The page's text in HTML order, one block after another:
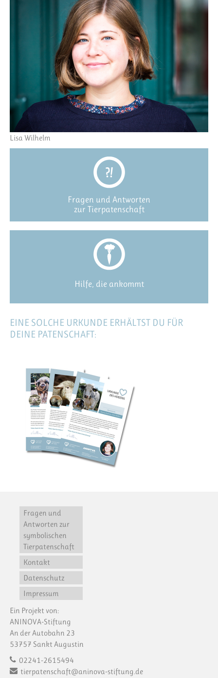
Lisa Wilhelm
Fragen und Antworten
zur Tierpatenschaft
Hilfe, die ankommt
EINE SOLCHE URKUNDE ERHÄLTST DU FÜR
DEINE PATENSCHAFT:
Fragen und
Antworten zur
symbolischen
Tierpatenschaft
Kontakt
Datenschutz
Impressum
Ein Projekt von:
ANINOVA-Stiftung
An der Autobahn 23
53757 Sankt Augustin
02241-2615494
tierpatenschaft@aninova-stiftung.de